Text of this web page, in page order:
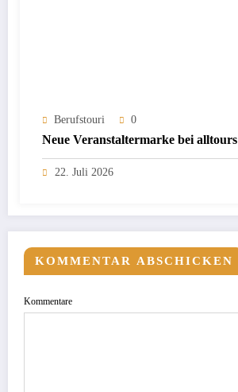
Berufstouri 0
Neue Veranstaltermarke bei alltours
22. Juli 2026
KOMMENTAR ABSCHICKEN
Kommentare